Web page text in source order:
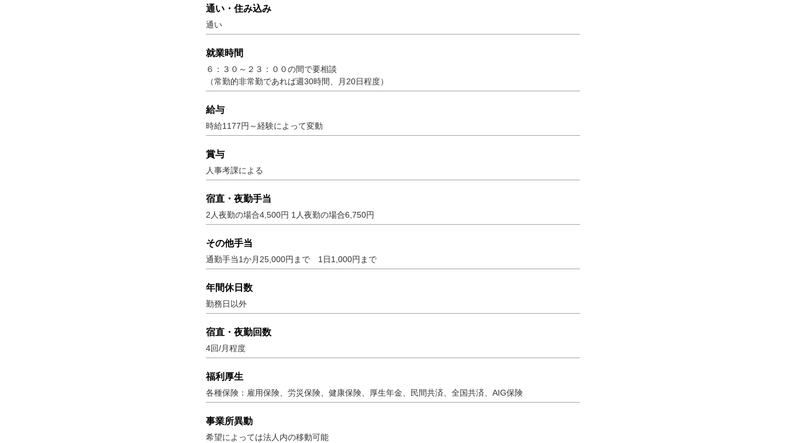
通い・住み込み
通い
就業時間
６：３０～２３：００の間で要相談
（常勤的非常勤であれば週30時間、月20日程度）
給与
時給1177円～経験によって変動
賞与
人事考課による
宿直・夜勤手当
2人夜勤の場合4,500円 1人夜勤の場合6,750円
その他手当
通勤手当1か月25,000円まで 1日1,000円まで
年間休日数
勤務日以外
宿直・夜勤回数
4回/月程度
福利厚生
各種保険：雇用保険、労災保険、健康保険、厚生年金、民間共済、全国共済、AIG保険
事業所異動
希望によっては法人内の移動可能